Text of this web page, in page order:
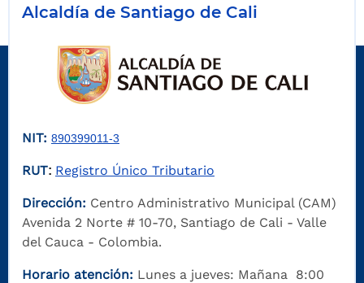
Alcaldía de Santiago de Cali
NIT: 890399011-3
RUT: Registro Único Tributario
Dirección: Centro Administrativo Municipal (CAM)
Avenida 2 Norte # 10-70, Santiago de Cali - Valle
del Cauca - Colombia.
Horario atención: Lunes a jueves: Mañana 8:00